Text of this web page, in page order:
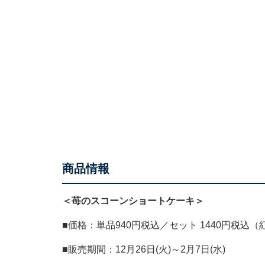
商品情報
＜苺のスコーンショートケーキ＞
■価格：単品940円税込／セット 1440円税込（
■販売期間：12月26日(火)～2月7日(水)